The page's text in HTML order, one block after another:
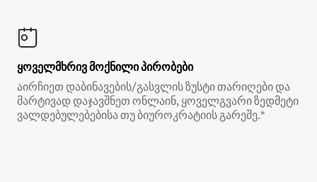
ყოველმხრივ მოქნილი პირობები
აირჩიეთ დაბინავების/გასვლის ზუსტი თარიღები და
მარტივად დაჯავშნეთ ონლაინ, ყოველგვარი ზედმეტი
ვალდებულებებისა თუ ბიუროკრატიის გარეშე.*